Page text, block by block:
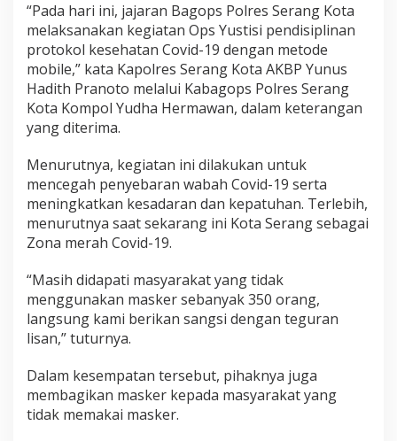
“Pada hari ini, jajaran Bagops Polres Serang Kota
melaksanakan kegiatan Ops Yustisi pendisiplinan
protokol kesehatan Covid-19 dengan metode
mobile,” kata Kapolres Serang Kota AKBP Yunus
Hadith Pranoto melalui Kabagops Polres Serang
Kota Kompol Yudha Hermawan, dalam keterangan
yang diterima.
Menurutnya, kegiatan ini dilakukan untuk
mencegah penyebaran wabah Covid-19 serta
meningkatkan kesadaran dan kepatuhan. Terlebih,
menurutnya saat sekarang ini Kota Serang sebagai
Zona merah Covid-19.
“Masih didapati masyarakat yang tidak
menggunakan masker sebanyak 350 orang,
langsung kami berikan sangsi dengan teguran
lisan,” tuturnya.
Dalam kesempatan tersebut, pihaknya juga
membagikan masker kepada masyarakat yang
tidak memakai masker.